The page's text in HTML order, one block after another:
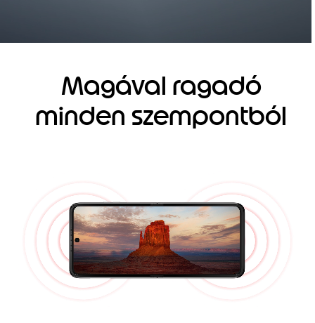
Magával ragadó
minden szempontból